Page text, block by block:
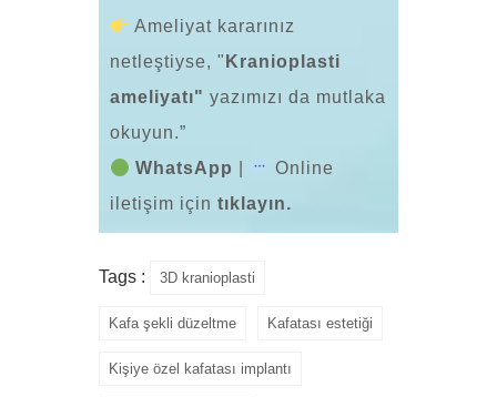
Ameliyat kararınız
netleştiyse, " Kranioplasti
ameliyatı" yazımızı da mutlaka
okuyun.”
WhatsApp
Online
iletişim için tıklayın.
Tags : 3D kranioplasti
Kafa şekli düzeltme Kafatası estetiği
Kişiye özel kafatası implantı